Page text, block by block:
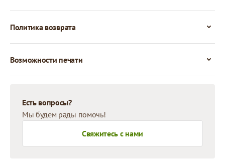
Политика возврата
Возможности печати
Есть вопросы?
Мы будем рады помочь!
Свяжитесь с нами